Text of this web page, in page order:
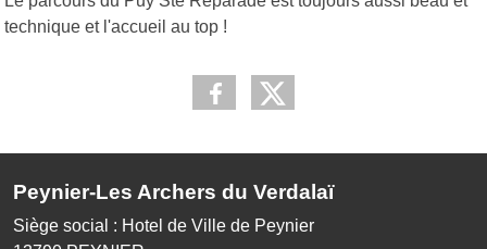
technique et l'accueil au top !
Peynier-Les Archers du Verdalaï
Siège social : Hotel de Ville de Peynier